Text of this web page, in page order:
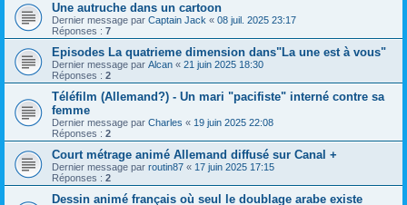
Une autruche dans un cartoon
Dernier message par Captain Jack « 08 juil. 2025 23:17
Réponses : 7
Episodes La quatrieme dimension dans"La une est à vous"
Dernier message par Alcan « 21 juin 2025 18:30
Réponses : 2
Téléfilm (Allemand?) - Un mari "pacifiste" interné contre sa
femme
Dernier message par Charles « 19 juin 2025 22:08
Réponses : 2
Court métrage animé Allemand diffusé sur Canal +
Dernier message par routin87 « 17 juin 2025 17:15
Réponses : 2
Dessin animé français où seul le doublage arabe existe